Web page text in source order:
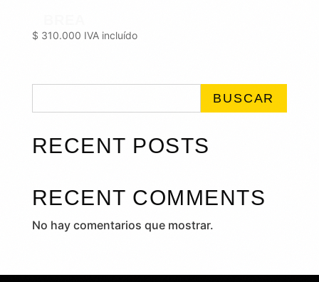
$ 310.000 IVA incluído
BUSCAR
RECENT POSTS
RECENT COMMENTS
No hay comentarios que mostrar.